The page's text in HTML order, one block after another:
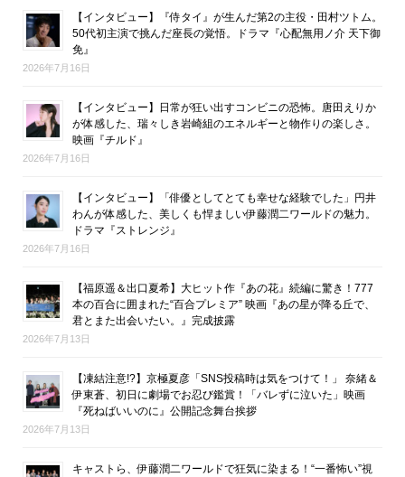
【インタビュー】『侍タイ』が生んだ第2の主役・田村ツトム。
50代初主演で挑んだ座長の覚悟。ドラマ『心配無用ノ介 天下御
免』
2026年7月16日
【インタビュー】日常が狂い出すコンビニの恐怖。唐田えりか
が体感した、瑞々しき岩崎組のエネルギーと物作りの楽しさ。
映画『チルド』
2026年7月16日
【インタビュー】「俳優としてとても幸せな経験でした」円井
わんが体感した、美しくも悍ましい伊藤潤二ワールドの魅力。
ドラマ『ストレンジ』
2026年7月16日
【福原遥＆出口夏希】大ヒット作『あの花』続編に驚き！777
本の百合に囲まれた“百合プレミア” 映画『あの星が降る丘で、
君とまた出会いたい。』完成披露
2026年7月13日
【凍結注意!?】京極夏彦「SNS投稿時は気をつけて！」 奈緒＆
伊東蒼、初日に劇場でお忍び鑑賞！「バレずに泣いた」映画
『死ねばいいのに』公開記念舞台挨拶
2026年7月13日
キャストら、伊藤潤二ワールドで狂気に染まる！“一番怖い”視